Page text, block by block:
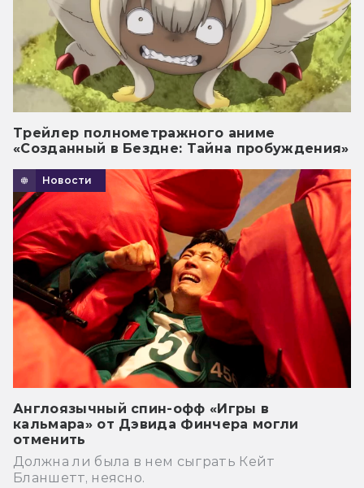
Трейлер полнометражного аниме
«Созданный в Бездне: Тайна пробуждения»
Новости
Англоязычный спин-офф «Игры в
кальмара» от Дэвида Финчера могли
отменить
Должна ли была в нем сыграть Кейт
Бланшетт, неясно.